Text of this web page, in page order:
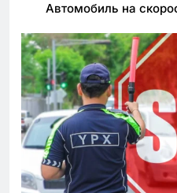
Автомобиль на